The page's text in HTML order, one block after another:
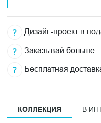
Дизайн-проект в
Заказывай больше
Бесплатная
КОЛЛЕКЦИЯ В